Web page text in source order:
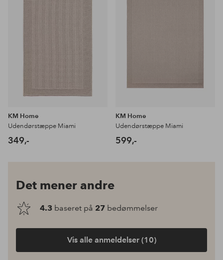
KM Home
Udendørstæppe Miami
349,-
KM Home
Udendørstæppe Miami
599,-
Det mener andre
4.3 baseret på 27 bedømmelser
Vis alle anmeldelser (10)